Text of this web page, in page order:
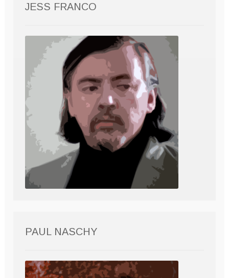
JESS FRANCO
PAUL NASCHY